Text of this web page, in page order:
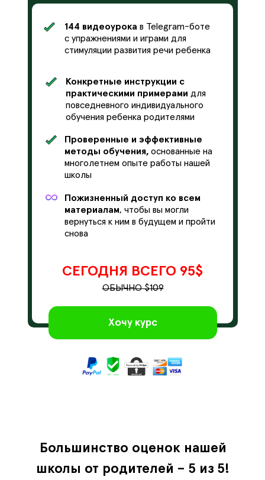
144 видеоурока в Telegram-боте
с упражнениями и играми для
стимуляции развития речи ребенка
Конкретные инструкции с
практическими примерами для
повседневного индивидуального
обучения ребенка родителями
Пожизненный доступ ко всем
материалам, чтобы вы могли
вернуться к ним в будущем и пройти
снова
Проверенные и эффективные
методы обучения, основанные на
многолетнем опыте работы нашей
школы
Хочу курс
СЕГОДНЯ ВСЕГО 95$
ОБЫЧНО $109
Большинство оценок нашей
школы от родителей – 5 из 5!